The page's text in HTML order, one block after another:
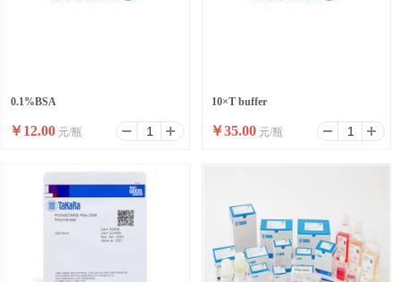
0.1%BSA
￥12.00 元/瓶
10×T buffer
￥35.00 元/瓶